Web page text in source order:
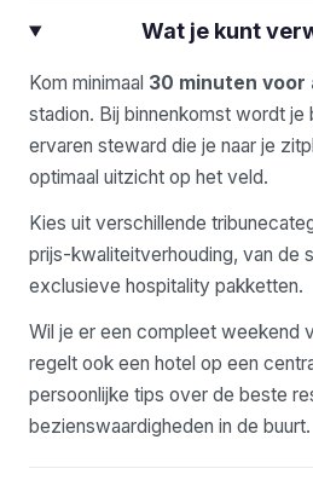
Wat je kunt
Kom minimaal 30 minuten voor
stadion. Bij binnenkomst wordt je
ervaren steward die je naar je
optimaal uitzicht op het veld.
Kies uit verschillende
prijs-kwaliteitverhouding, van de
exclusieve hospitality pakketten.
Wil je er een compleet weekend
regelt ook een hotel op een
persoonlijke tips over de beste
bezienswaardigheden in de buurt.